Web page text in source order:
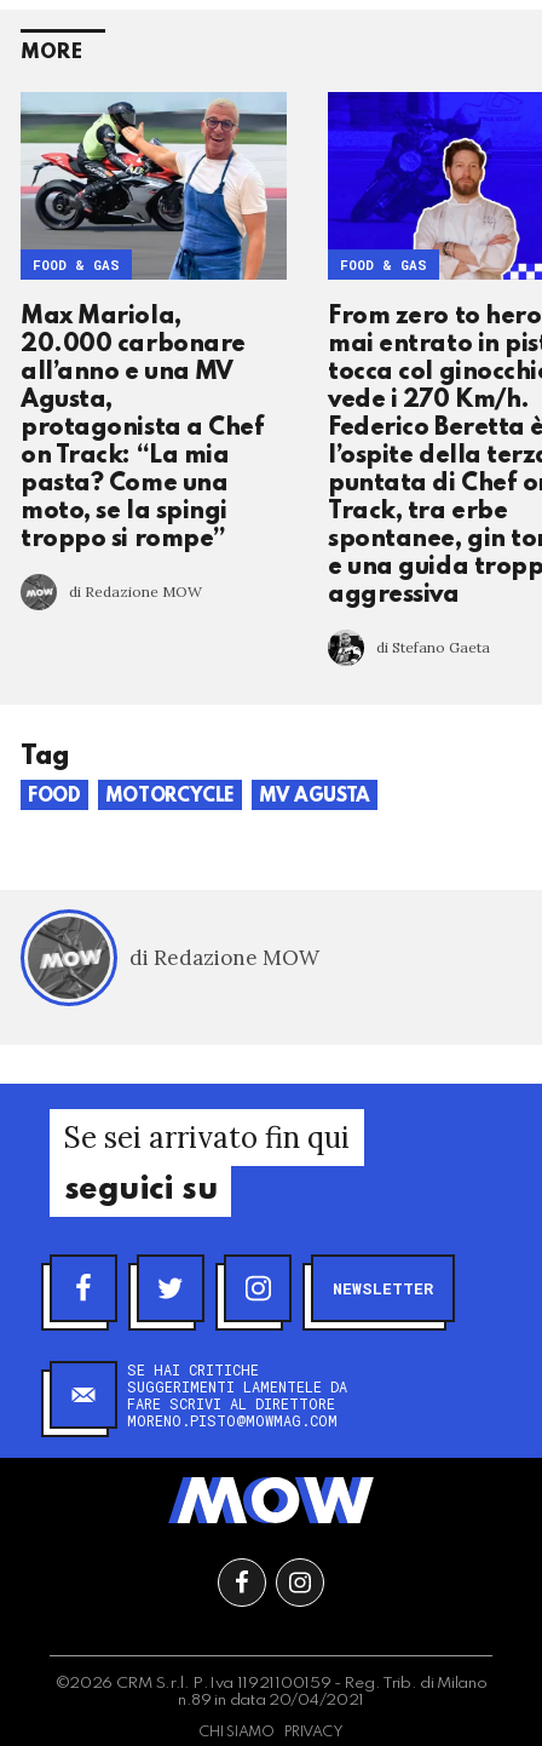
MORE
Max Mariola,
20.000 carbonare
all’anno e una MV
Agusta,
protagonista a Chef
on Track: “La mia
pasta? Come una
moto, se la spingi
troppo si rompe”
di Redazione MOW
FOOD & GAS
From zero to
mai entrato in
tocca col
vede i 270 Km/h.
Federico Beretta
l’ospite della
puntata di Chef
Track, tra erbe
spontanee, gin
e una guida
aggressiva
di Stefano Gaeta
FOOD & GAS
Tag
FOOD MOTORCYCLE MV AGUSTA
di Redazione MOW
Se sei arrivato fin qui
seguici su
NEWSLETTER
SE HAI CRITICHE
SUGGERIMENTI LAMENTELE DA
FARE SCRIVI AL DIRETTORE
MORENO.PISTO@MOWMAG.COM
©2026 CRM S.r.l. P.Iva 11921100159 - Reg. Trib. di Milano
n.89 in data 20/04/2021
CHI SIAMO PRIVACY